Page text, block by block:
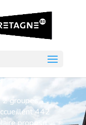
groupes
442